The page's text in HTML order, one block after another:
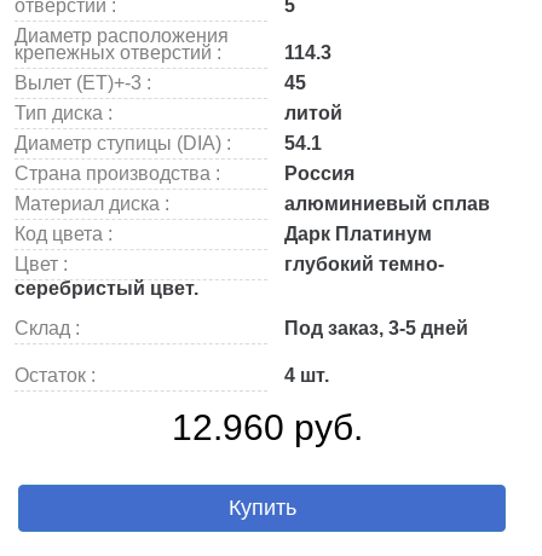
отверстий :
5
Диаметр расположения
крепежных отверстий :
114.3
Вылет (ET)+-3 :
45
Тип диска :
литой
Диаметр ступицы (DIA) :
54.1
Страна производства :
Россия
Материал диска :
алюминиевый сплав
Код цвета :
Дарк Платинум
Цвет :
глубокий темно-
серебристый цвет.
Склад :
Под заказ, 3-5 дней
Остаток : 4 шт.
12.960 руб.
Купить